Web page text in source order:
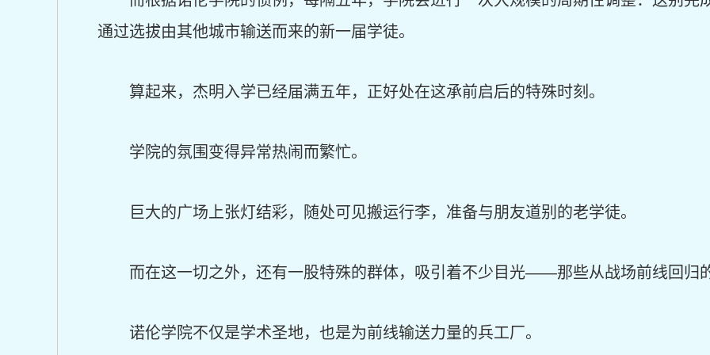
通过选拔由其他城市输送而来的新一届学徒。
算起来，杰明入学已经届满五年，正好处在这承前启后的特殊时刻。
学院的氛围变得异常热闹而繁忙。
巨大的广场上张灯结彩，随处可见搬运行李，准备与朋友道别的老学徒。
而在这一切之外，还有一股特殊的群体，吸引着不少目光——那些从战场前线回归
诺伦学院不仅是学术圣地，也是为前线输送力量的兵工厂。